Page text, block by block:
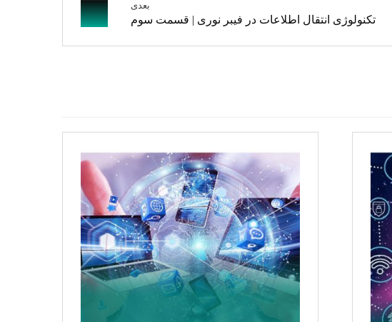
بعدی
تکنولوژی انتقال اطلاعات در فیبر نوری | قسمت سوم